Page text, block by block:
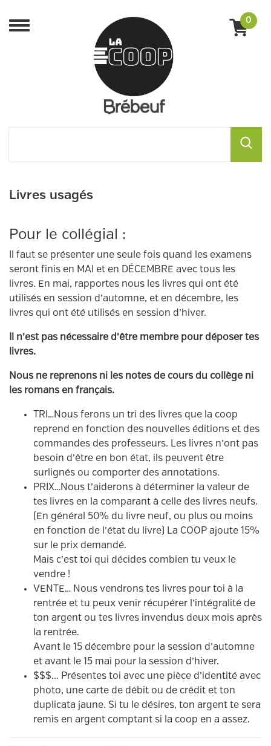
Menu
0
Livres usagés
Pour le collégial :
Il faut se présenter une seule fois quand les examens
seront finis en MAI et en DÉCEMBRE avec tous les
livres. En mai, rapportes nous les livres qui ont été
utilisés en session d’automne, et en décembre, les
livres qui ont été utilisés en session d’hiver.
Il n’est pas nécessaire d’être membre pour déposer tes
livres.
Nous ne reprenons ni les notes de cours du collège ni
les romans en français.
TRI…Nous ferons un tri des livres que la coop
reprend en fonction des nouvelles éditions et des
commandes des professeurs. Les livres n’ont pas
besoin d’être en bon état, ils peuvent être
surlignés ou comporter des annotations.
PRIX…Nous t’aiderons à déterminer la valeur de
tes livres en la comparant à celle des livres neufs.
(En général 50% du livre neuf, ou plus ou moins
en fonction de l’état du livre) La COOP ajoute 15%
sur le prix demandé.
Mais c’est toi qui décides combien tu veux le
vendre !
VENTE… Nous vendrons tes livres pour toi à la
rentrée et tu peux venir récupérer l’intégralité de
ton argent ou tes livres invendus deux mois après
la rentrée.
Avant le 15 décembre pour la session d’automne
et avant le 15 mai pour la session d’hiver.
$$$... Présentes toi avec une pièce d’identité avec
photo, une carte de débit ou de crédit et ton
duplicata jaune. Si tu le désires, ton argent te sera
remis en argent comptant si la coop en a assez.